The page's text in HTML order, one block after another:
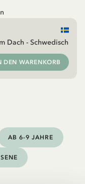
Dach - Schwedisch
DEN WARENKORB
AB 6-9 JAHRE